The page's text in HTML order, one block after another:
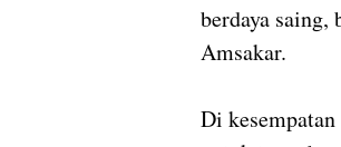
berdaya
Amsakar.
Di